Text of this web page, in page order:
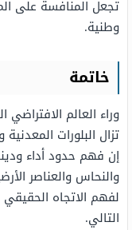
تجعل المنافسة على
وطنية.
خاتمة
وراء العالم الافتراضي
تزال البلورات
إن فهم حدود أداء
والنحاس والعناصر
لفهم الاتجاه الحقيقي
التالي.